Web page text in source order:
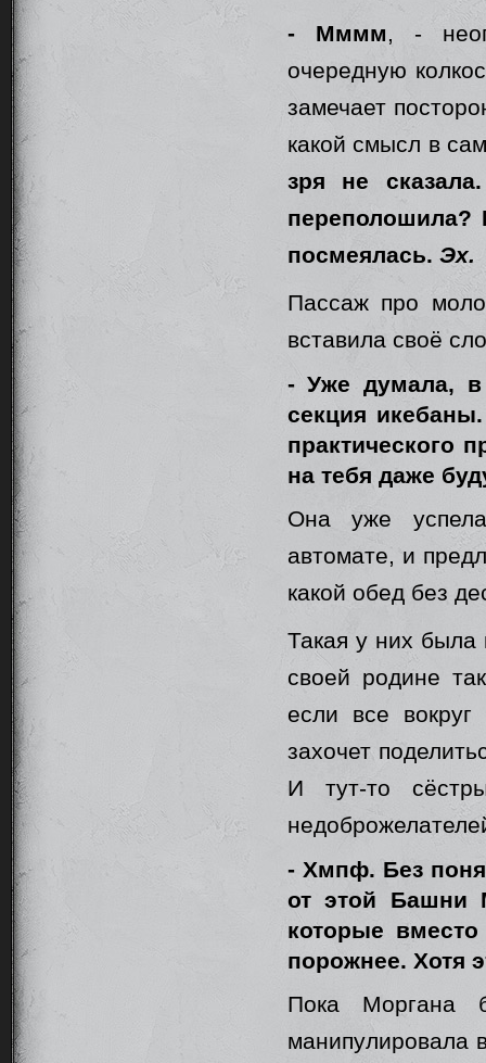
- Мммм, -
очередную
замечает
какой смысл в
зря не
переполошила?
посмеялась. Эх.
Пассаж про
вставила своё
- Уже думала, в
секция
практического
на тебя даже
Она уже успела
автомате, и
какой обед без
Такая у них была
своей родине
если все
захочет
И тут-то
- Хмпф. Без
от этой Башни
которые
порожнее. Хотя
Пока Моргана
манипулировала